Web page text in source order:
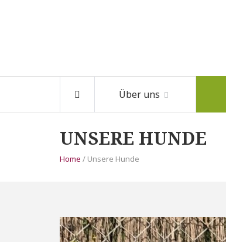
Über uns
UNSERE HUNDE
Home / Unsere Hunde